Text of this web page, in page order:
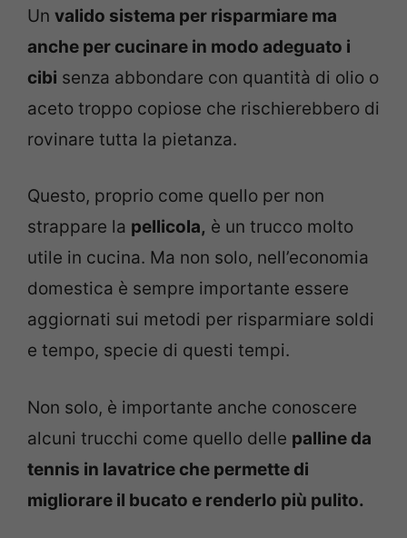
Un valido sistema per risparmiare ma
anche per cucinare in modo adeguato i
cibi senza abbondare con quantità di olio o
aceto troppo copiose che rischierebbero di
rovinare tutta la pietanza.
Questo, proprio come quello per non
strappare la pellicola, è un trucco molto
utile in cucina. Ma non solo, nell’economia
domestica è sempre importante essere
aggiornati sui metodi per risparmiare soldi
e tempo, specie di questi tempi.
Non solo, è importante anche conoscere
alcuni trucchi come quello delle palline da
tennis in lavatrice che permette di
migliorare il bucato e renderlo più pulito.